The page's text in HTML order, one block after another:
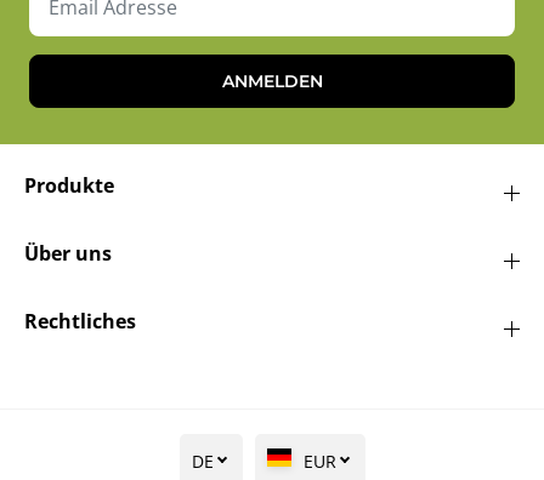
ANMELDEN
Produkte
Über uns
Rechtliches
DE EUR